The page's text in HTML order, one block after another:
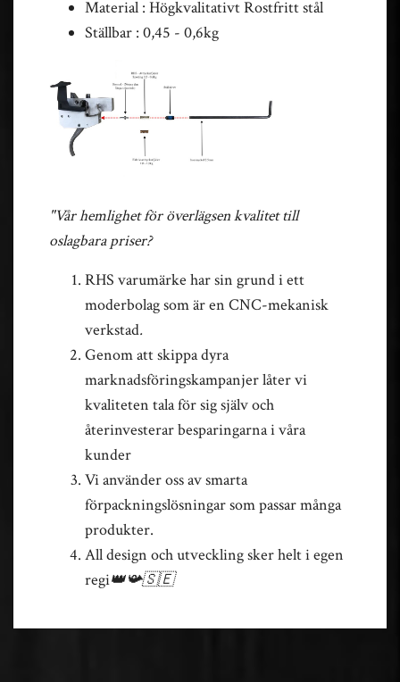
Material : Högkvalitativt Rostfritt stål
Ställbar : 0,45 - 0,6kg
"Vår hemlighet för överlägsen kvalitet till
oslagbara priser?
RHS varumärke har sin grund i ett
moderbolag som är en CNC-mekanisk
verkstad.
Genom att skippa dyra
marknadsföringskampanjer låter vi
kvaliteten tala för sig själv och
återinvesterar besparingarna i våra
kunder
Vi använder oss av smarta
förpackningslösningar som passar många
produkter.
All design och utveckling sker helt i egen
regi👑📯🇸🇪